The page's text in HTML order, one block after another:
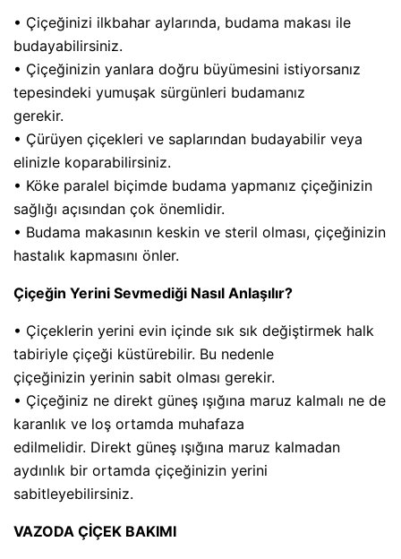
• Çiçeğinizi ilkbahar aylarında, budama makası ile
budayabilirsiniz.
• Çiçeğinizin yanlara doğru büyümesini istiyorsanız
tepesindeki yumuşak sürgünleri budamanız
gerekir.
• Çürüyen çiçekleri ve saplarından budayabilir veya
elinizle koparabilirsiniz.
• Köke paralel biçimde budama yapmanız çiçeğinizin
sağlığı açısından çok önemlidir.
• Budama makasının keskin ve steril olması, çiçeğinizin
hastalık kapmasını önler.
Çiçeğin Yerini Sevmediği Nasıl Anlaşılır?
• Çiçeklerin yerini evin içinde sık sık değiştirmek halk
tabiriyle çiçeği küstürebilir. Bu nedenle
çiçeğinizin yerinin sabit olması gerekir.
• Çiçeğiniz ne direkt güneş ışığına maruz kalmalı ne de
karanlık ve loş ortamda muhafaza
edilmelidir. Direkt güneş ışığına maruz kalmadan
aydınlık bir ortamda çiçeğinizin yerini
sabitleyebilirsiniz.
VAZODA ÇİÇEK BAKIMI